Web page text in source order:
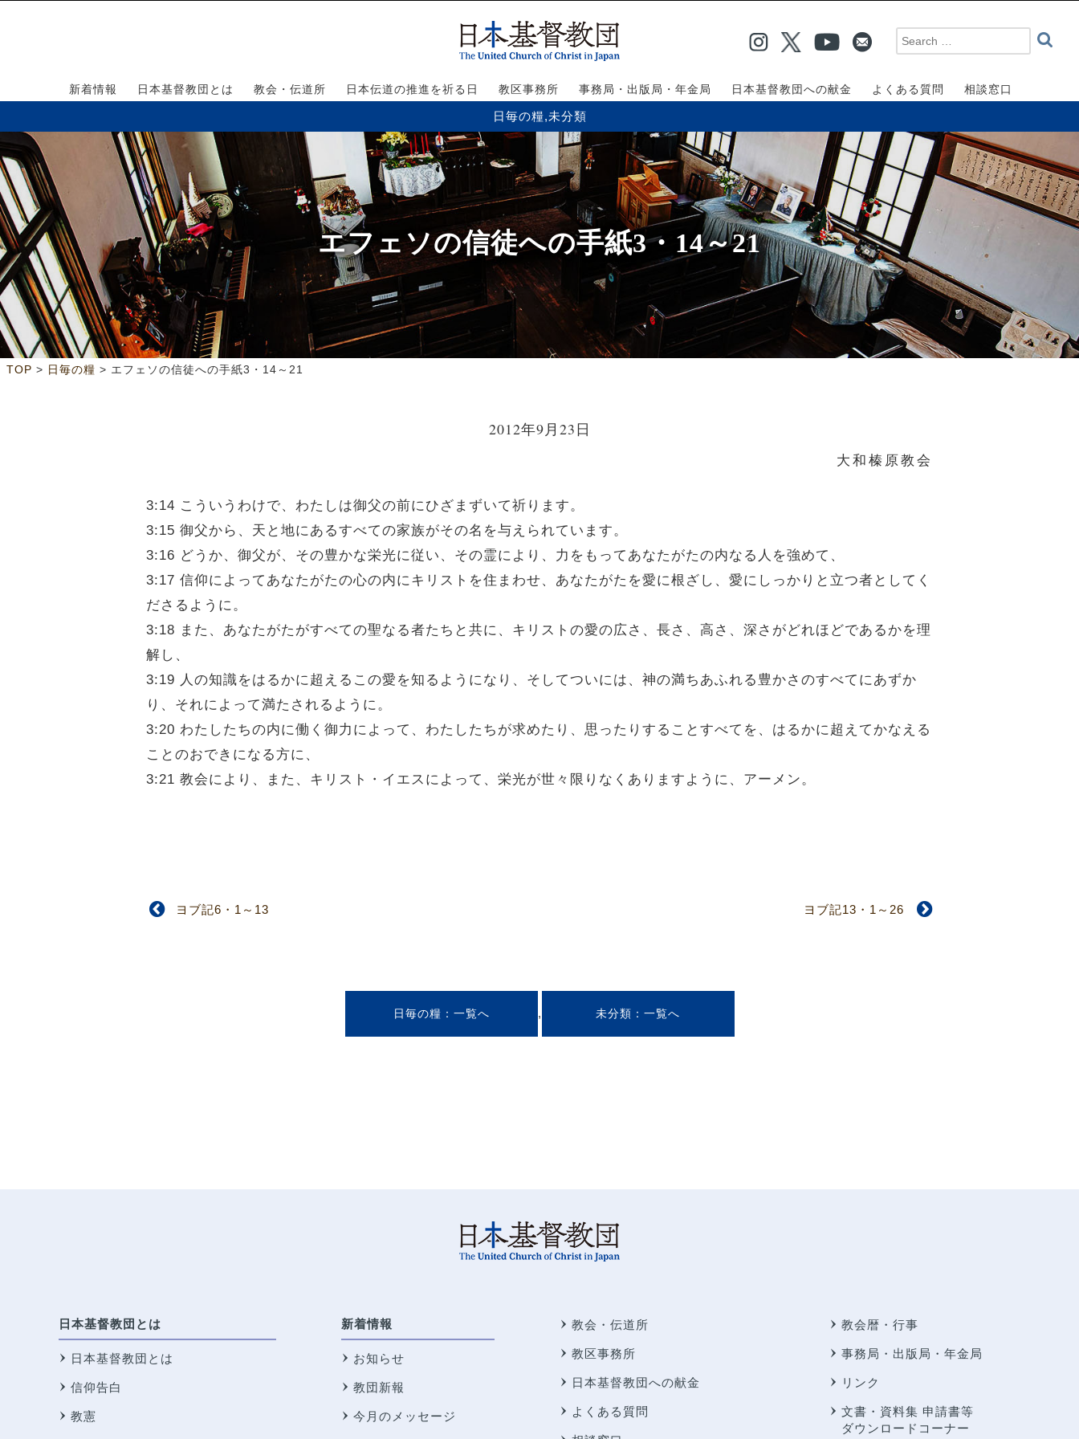
新着情報 日本基督教団とは 教会・伝道所 日本伝道の推進を祈る日 教区事務所 事務局・出版局・年金局 日本基督教団への献金 よくある質問 相談窓口
日毎の糧,未分類
エフェソの信徒への手紙3・14～21
TOP > 日毎の糧 > エフェソの信徒への手紙3・14～21
2012年9月23日
大和榛原教会
3:14 こういうわけで、わたしは御父の前にひざまずいて祈ります。
3:15 御父から、天と地にあるすべての家族がその名を与えられています。
3:16 どうか、御父が、その豊かな栄光に従い、その霊により、力をもってあなたがたの内なる人を強めて、
3:17 信仰によってあなたがたの心の内にキリストを住まわせ、あなたがたを愛に根ざし、愛にしっかりと立つ者としてく
ださるように。
3:18 また、あなたがたがすべての聖なる者たちと共に、キリストの愛の広さ、長さ、高さ、深さがどれほどであるかを理
解し、
3:19 人の知識をはるかに超えるこの愛を知るようになり、そしてついには、神の満ちあふれる豊かさのすべてにあずか
り、それによって満たされるように。
3:20 わたしたちの内に働く御力によって、わたしたちが求めたり、思ったりすることすべてを、はるかに超えてかなえる
ことのおできになる方に、
3:21 教会により、また、キリスト・イエスによって、栄光が世々限りなくありますように、アーメン。
ヨブ記6・1～13 ヨブ記13・1～26
日毎の糧 , 未分類
日本基督教団とは
日本基督教団とは
信仰告白
教憲
新着情報
お知らせ
教団新報
今月のメッセージ
教会・伝道所
教区事務所
日本基督教団への献金
よくある質問
教会暦・行事
事務局・出版局・年金局
リンク
文書・資料集 申請書等
ダウンロードコーナー